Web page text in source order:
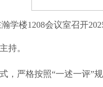
学楼1208会议室召开
持。
，严格按照“一述一评”